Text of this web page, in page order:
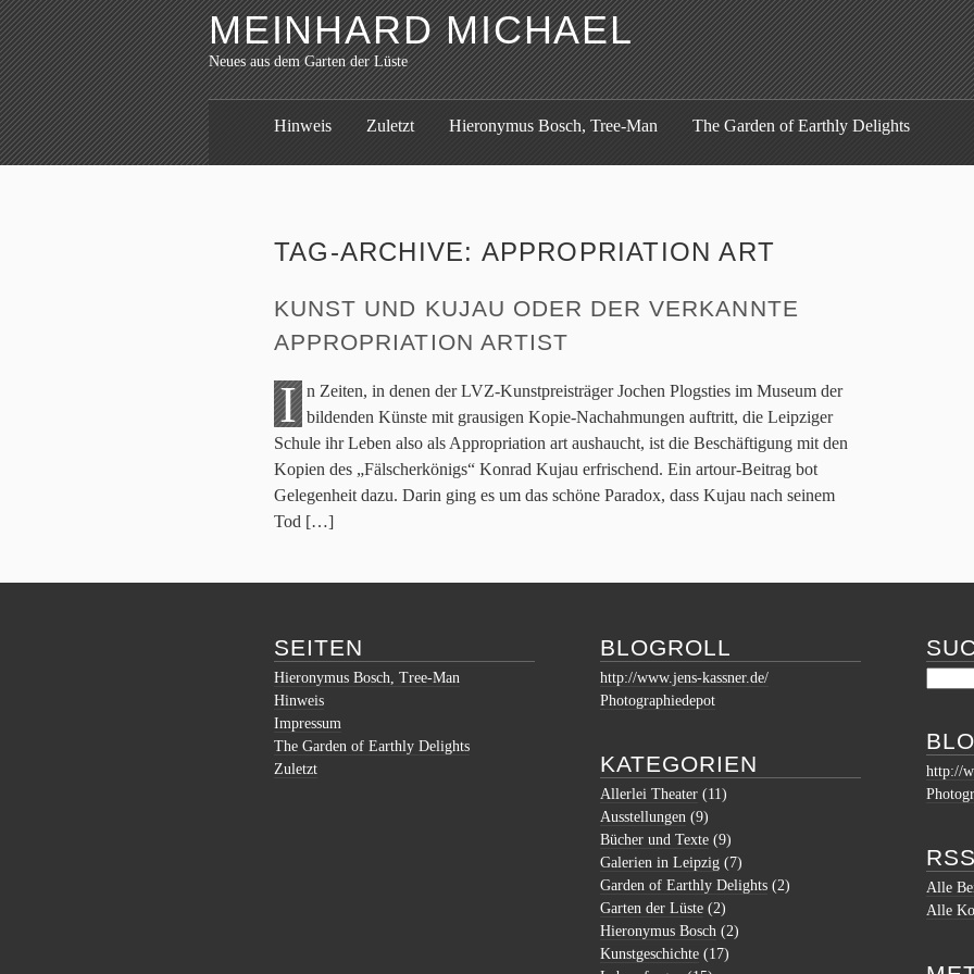
MEINHARD MICHAEL
Neues aus dem Garten der Lüste
Hinweis Zuletzt Hieronymus Bosch, Tree-Man The Garden of Earthly Delights
TAG-ARCHIVE: APPROPRIATION ART
KUNST UND KUJAU ODER DER VERKANNTE
APPROPRIATION ARTIST
I n Zeiten, in denen der LVZ-Kunstpreisträger Jochen Plogsties im Museum der
bildenden Künste mit grausigen Kopie-Nachahmungen auftritt, die Leipziger
Schule ihr Leben also als Appropriation art aushaucht, ist die Beschäftigung mit den
Kopien des „Fälscherkönigs“ Konrad Kujau erfrischend. Ein artour-Beitrag bot
Gelegenheit dazu. Darin ging es um das schöne Paradox, dass Kujau nach seinem
Tod […]
SEITEN
Hieronymus Bosch, Tree-Man
Hinweis
Impressum
The Garden of Earthly Delights
Zuletzt
BLOGROLL
http://www.jens-kassner.de/
Photographiedepot
KATEGORIEN
Allerlei Theater (11)
Ausstellungen (9)
Bücher und Texte (9)
Galerien in Leipzig (7)
Garden of Earthly Delights (2)
Garten der Lüste (2)
Hieronymus Bosch (2)
Kunstgeschichte (17)
http://
Alle
Alle